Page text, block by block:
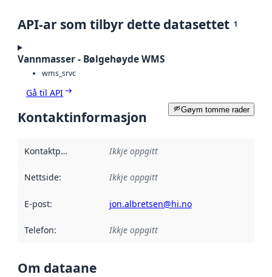
API-ar som tilbyr dette datasettet 1
Vannmasser - Bølgehøyde WMS
wms_srvc
Gå til API
Gøym tomme rader
Kontaktinformasjon
Kontaktpunkt Ikkje oppgitt
Nettside: Ikkje oppgitt
E-post: jon.albretsen@hi.no
Telefon: Ikkje oppgitt
Om dataane